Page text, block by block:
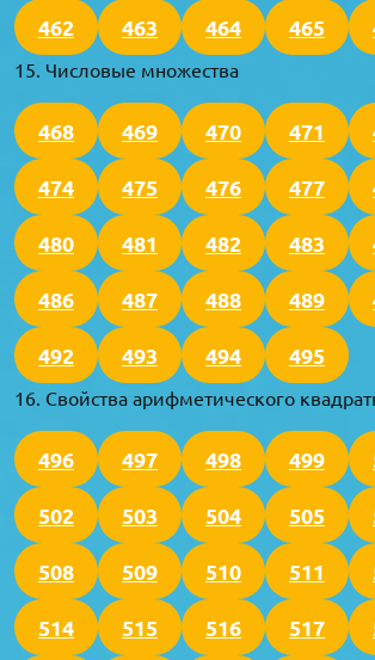
462 463 464 465
15. Числовые множества
468 469 470 471
474 475 476 477
480 481 482 483
486 487 488 489
492 493 494 495
16. Свойства арифметического
496 497 498 499
502 503 504 505
508 509 510 511
514 515 516 517